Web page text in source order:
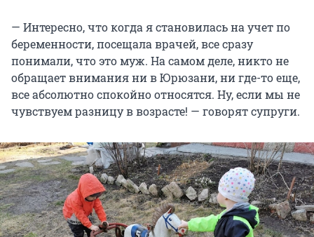
— Интересно, что когда я становилась на учет по
беременности, посещала врачей, все сразу
понимали, что это муж. На самом деле, никто не
обращает внимания ни в Юрюзани, ни где-то еще,
все абсолютно спокойно относятся. Ну, если мы не
чувствуем разницу в возрасте! — говорят супруги.